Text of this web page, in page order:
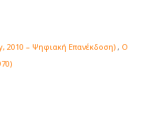
2010 – Ψηφιακή Επανέκδοση) , Ο